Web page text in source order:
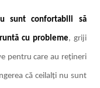
sunt confortabili să
cu probleme, griji
pentru care au rețineri
că ceilalți nu sunt